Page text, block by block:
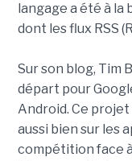
langage a été à la
dont les flux RSS
Sur son blog, Tim
départ pour
Android. Ce projet
aussi bien sur les
compétition face